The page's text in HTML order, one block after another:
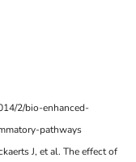
2/bio-enhanced-
pathways
J, et al. The effect of